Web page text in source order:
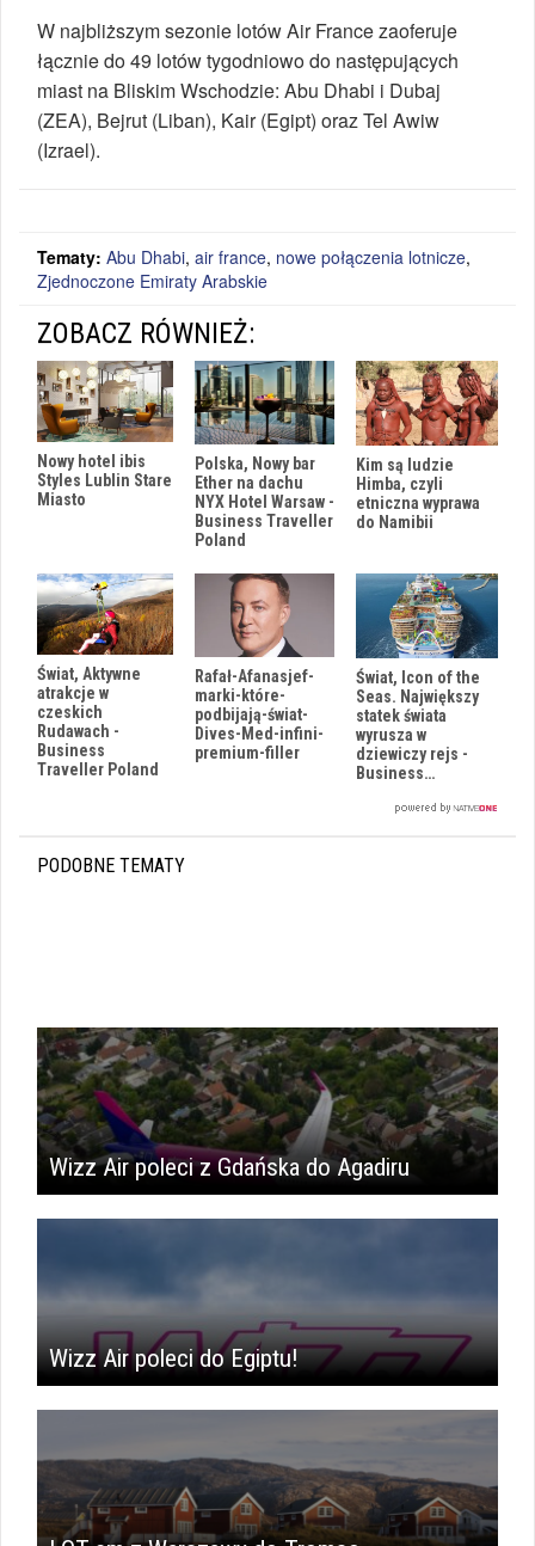
W najbliższym sezonie lotów Air France zaoferuje
łącznie do 49 lotów tygodniowo do następujących
miast na Bliskim Wschodzie: Abu Dhabi i Dubaj
(ZEA), Bejrut (Liban), Kair (Egipt) oraz Tel Awiw
(Izrael).
Tematy: Abu Dhabi, air france, nowe połączenia lotnicze,
Zjednoczone Emiraty Arabskie
ZOBACZ RÓWNIEŻ:
Nowy hotel ibis
Styles Lublin Stare
Miasto
Polska, Nowy bar
Ether na dachu
NYX Hotel Warsaw -
Business Traveller
Poland
Kim są ludzie
Himba, czyli
etniczna wyprawa
do Namibii
Świat, Aktywne
atrakcje w
czeskich
Rudawach -
Business
Traveller Poland
Rafał-Afanasjef-
marki-które-
podbijają-świat-
Dives-Med-infini-
premium-filler
Świat, Icon of the
Seas. Największy
statek świata
wyrusza w
dziewiczy rejs -
Business…
PODOBNE TEMATY
Wizz Air poleci z Gdańska do Agadiru
Wizz Air poleci do Egiptu!